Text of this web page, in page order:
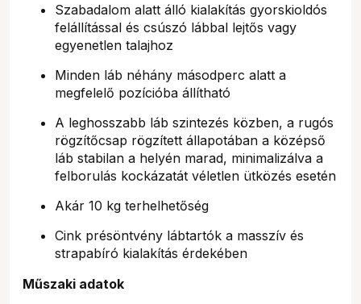
Szabadalom alatt álló kialakítás gyorskioldós
felállítással és csúszó lábbal lejtős vagy
egyenetlen talajhoz
Minden láb néhány másodperc alatt a
megfelelő pozícióba állítható
A leghosszabb láb szintezés közben, a rugós
rögzítőcsap rögzített állapotában a középső
láb stabilan a helyén marad, minimalizálva a
felborulás kockázatát véletlen ütközés esetén
Akár 10 kg terhelhetőség
Cink présöntvény lábtartók a masszív és
strapabíró kialakítás érdekében
Műszaki adatok